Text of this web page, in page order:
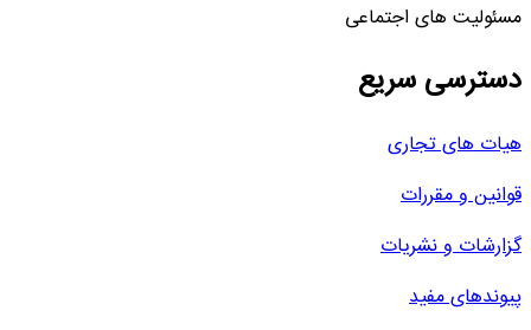
مسئولیت های اجتماعی
دسترسی سریع
هیات های تجاری
قوانین و مقررات
گزارشات و نشریات
پیوندهای مفید